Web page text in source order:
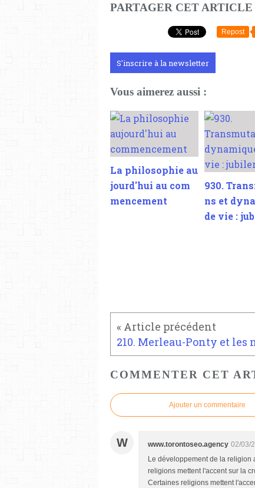
PARTAGER CET ARTICLE
Repost
S'inscrire à la newsletter
Vous aimerez aussi :
La philosophie au
jourd'hui au com
mencement
930.
ns et
de vie :
COMMENTER CET
Ajouter un commentaire
W www.torontoseo.agency 02/03/
Le développement de la religion
religions mettent l'accent sur la
Certaines religions mettent